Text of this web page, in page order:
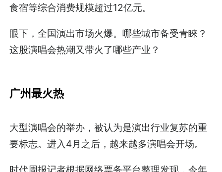
食宿等综合消费规模超过12亿元。
眼下，全国演出市场火爆。哪些城市备受青睐？
这股演唱会热潮又带火了哪些产业？
广州最火热
大型演唱会的举办，被认为是演出行业复苏的重
要标志。进入4月之后，越来越多演唱会开场。
时代周报记者根据网络票务平台整理发现，今年